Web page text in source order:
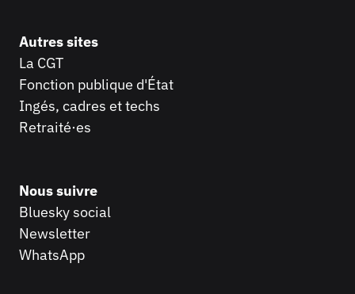
Autres sites
La CGT
Fonction publique d'État
Ingés, cadres et techs
Retraité·es
Nous suivre
Bluesky social
Newsletter
WhatsApp